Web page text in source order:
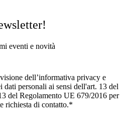
eventi e novità
dell’informativa privacy e
dati personali ai sensi dell'art. 13 del
del Regolamento UE 679/2016 per
richiesta di contatto.*